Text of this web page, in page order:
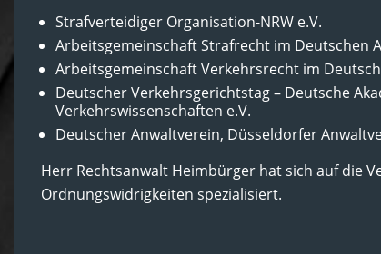
Strafverteidiger Organisation-NRW e.V.
Arbeitsgemeinschaft Strafrecht im Deutschen
Arbeitsgemeinschaft Verkehrsrecht im
Deutscher Verkehrsgerichtstag – Deutsche
Verkehrswissenschaften e.V.
Deutscher Anwaltverein, Düsseldorfer
Herr Rechtsanwalt Heimbürger hat sich auf die
Ordnungswidrigkeiten spezialisiert.